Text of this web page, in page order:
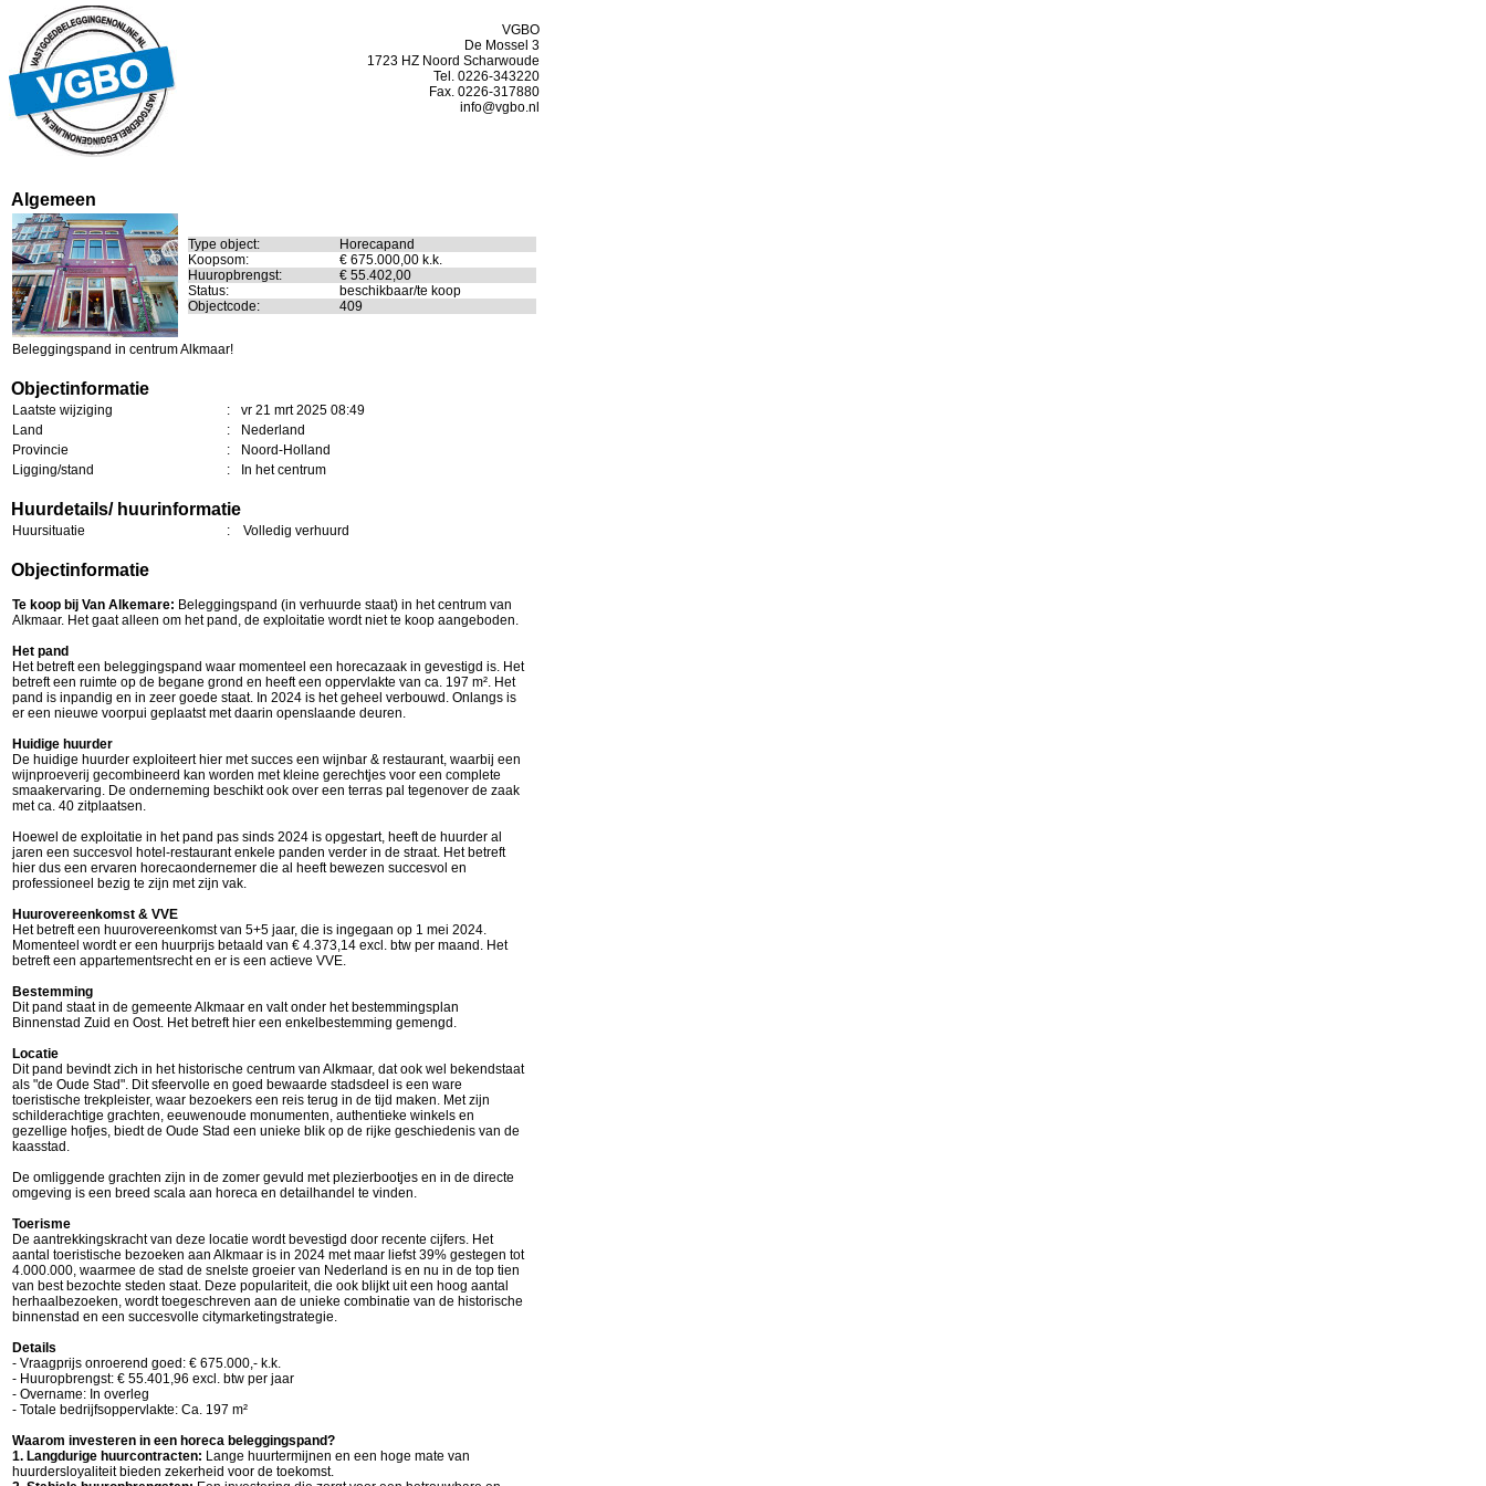
VGBO
De Mossel 3
1723 HZ Noord Scharwoude
Tel. 0226-343220
Fax. 0226-317880
info@vgbo.nl
Algemeen
Type object:
Horecapand
Koopsom:
€ 675.000,00 k.k.
Huuropbrengst:
€ 55.402,00
Status:
beschikbaar/te koop
Objectcode:
409
Beleggingspand in centrum Alkmaar!
Objectinformatie
Laatste wijziging :
vr 21 mrt 2025 08:49
Land
:
Nederland
Provincie
:
Noord-Holland
Ligging/stand
: In het centrum
Huurdetails/ huurinformatie
Huursituatie : Volledig verhuurd
Objectinformatie
Te koop bij Van Alkemare: Beleggingspand (in verhuurde staat) in het centrum van
Alkmaar. Het gaat alleen om het pand, de exploitatie wordt niet te koop aangeboden.
Het pand
Het betreft een beleggingspand waar momenteel een horecazaak in gevestigd is. Het
betreft een ruimte op de begane grond en heeft een oppervlakte van ca. 197 m². Het
pand is inpandig en in zeer goede staat. In 2024 is het geheel verbouwd. Onlangs is
er een nieuwe voorpui geplaatst met daarin openslaande deuren.
Huidige huurder
De huidige huurder exploiteert hier met succes een wijnbar & restaurant, waarbij een
wijnproeverij gecombineerd kan worden met kleine gerechtjes voor een complete
smaakervaring. De onderneming beschikt ook over een terras pal tegenover de zaak
met ca. 40 zitplaatsen.
Hoewel de exploitatie in het pand pas sinds 2024 is opgestart, heeft de huurder al
jaren een succesvol hotel-restaurant enkele panden verder in de straat. Het betreft
hier dus een ervaren horecaondernemer die al heeft bewezen succesvol en
professioneel bezig te zijn met zijn vak.
Huurovereenkomst & VVE
Het betreft een huurovereenkomst van 5+5 jaar, die is ingegaan op 1 mei 2024.
Momenteel wordt er een huurprijs betaald van € 4.373,14 excl. btw per maand. Het
betreft een appartementsrecht en er is een actieve VVE.
Bestemming
Dit pand staat in de gemeente Alkmaar en valt onder het bestemmingsplan
Binnenstad Zuid en Oost. Het betreft hier een enkelbestemming gemengd.
Locatie
Dit pand bevindt zich in het historische centrum van Alkmaar, dat ook wel bekendstaat
als "de Oude Stad". Dit sfeervolle en goed bewaarde stadsdeel is een ware
toeristische trekpleister, waar bezoekers een reis terug in de tijd maken. Met zijn
schilderachtige grachten, eeuwenoude monumenten, authentieke winkels en
gezellige hofjes, biedt de Oude Stad een unieke blik op de rijke geschiedenis van de
kaasstad.
De omliggende grachten zijn in de zomer gevuld met plezierbootjes en in de directe
omgeving is een breed scala aan horeca en detailhandel te vinden.
Toerisme
De aantrekkingskracht van deze locatie wordt bevestigd door recente cijfers. Het
aantal toeristische bezoeken aan Alkmaar is in 2024 met maar liefst 39% gestegen tot
4.000.000, waarmee de stad de snelste groeier van Nederland is en nu in de top tien
van best bezochte steden staat. Deze populariteit, die ook blijkt uit een hoog aantal
herhaalbezoeken, wordt toegeschreven aan de unieke combinatie van de historische
binnenstad en een succesvolle citymarketingstrategie.
Details
- Vraagprijs onroerend goed: € 675.000,- k.k.
- Huuropbrengst: € 55.401,96 excl. btw per jaar
- Overname: In overleg
- Totale bedrijfsoppervlakte: Ca. 197 m²
Waarom investeren in een horeca beleggingspand?
1. Langdurige huurcontracten: Lange huurtermijnen en een hoge mate van
huurdersloyaliteit bieden zekerheid voor de toekomst.